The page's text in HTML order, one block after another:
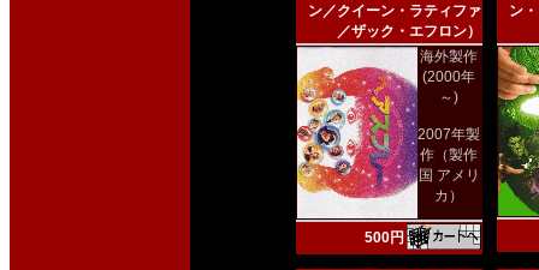
ン／クイーン・ラティファ
／ザック・エフロン）
海外製作
(2000年
～)
2007年製
作（製作
国 アメリ
カ）
500円
ン